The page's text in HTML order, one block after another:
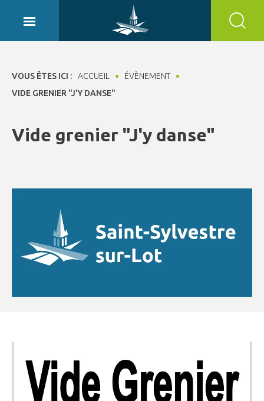
VOUS ÊTES ICI : ACCUEIL
ÉVÈNEMENT
VIDE GRENIER "J'Y DANSE"
Vide grenier "J'y danse"
Panneau de gestion des cookies